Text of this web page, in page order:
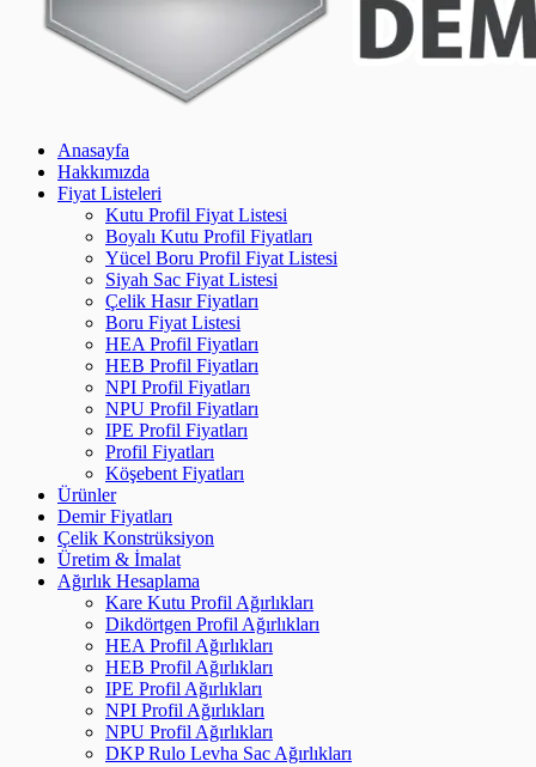
Anasayfa
Hakkımızda
Fiyat Listeleri
Kutu Profil Fiyat Listesi
Boyalı Kutu Profil Fiyatları
Yücel Boru Profil Fiyat Listesi
Siyah Sac Fiyat Listesi
Çelik Hasır Fiyatları
Boru Fiyat Listesi
HEA Profil Fiyatları
HEB Profil Fiyatları
NPI Profil Fiyatları
NPU Profil Fiyatları
IPE Profil Fiyatları
Profil Fiyatları
Köşebent Fiyatları
Ürünler
Demir Fiyatları
Çelik Konstrüksiyon
Üretim & İmalat
Ağırlık Hesaplama
Kare Kutu Profil Ağırlıkları
Dikdörtgen Profil Ağırlıkları
HEA Profil Ağırlıkları
HEB Profil Ağırlıkları
IPE Profil Ağırlıkları
NPI Profil Ağırlıkları
NPU Profil Ağırlıkları
DKP Rulo Levha Sac Ağırlıkları